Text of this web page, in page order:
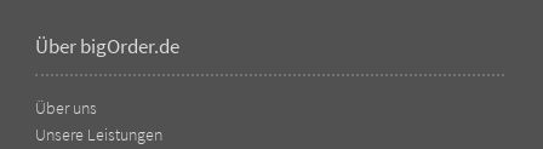
Über bigOrder.de
Über uns
Unsere Leistungen